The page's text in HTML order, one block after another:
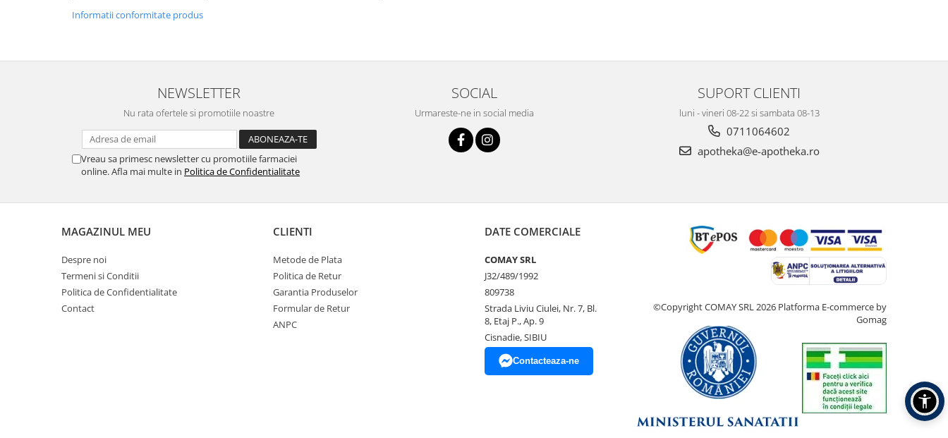
Informatii conformitate produs
NEWSLETTER
Nu rata ofertele si promotiile noastre
Vreau sa primesc newsletter cu promotiile farmaciei
online. Afla mai multe in Politica de Confidentialitate
SOCIAL
Urmareste-ne in social media
SUPORT CLIENTI
luni - vineri 08-22 si sambata 08-13
0711064602
apotheka@e-apotheka.ro
MAGAZINUL MEU
Despre noi
Termeni si Conditii
Politica de Confidentialitate
Contact
CLIENTI
Metode de Plata
Politica de Retur
Garantia Produselor
Formular de Retur
ANPC
DATE COMERCIALE
COMAY SRL
J32/489/1992
809738
Strada Liviu Ciulei, Nr. 7, Bl.
8, Etaj P., Ap. 9
Cisnadie, SIBIU
Contacteaza-ne
©Copyright COMAY SRL 2026 Platforma E-commerce by
Gomag